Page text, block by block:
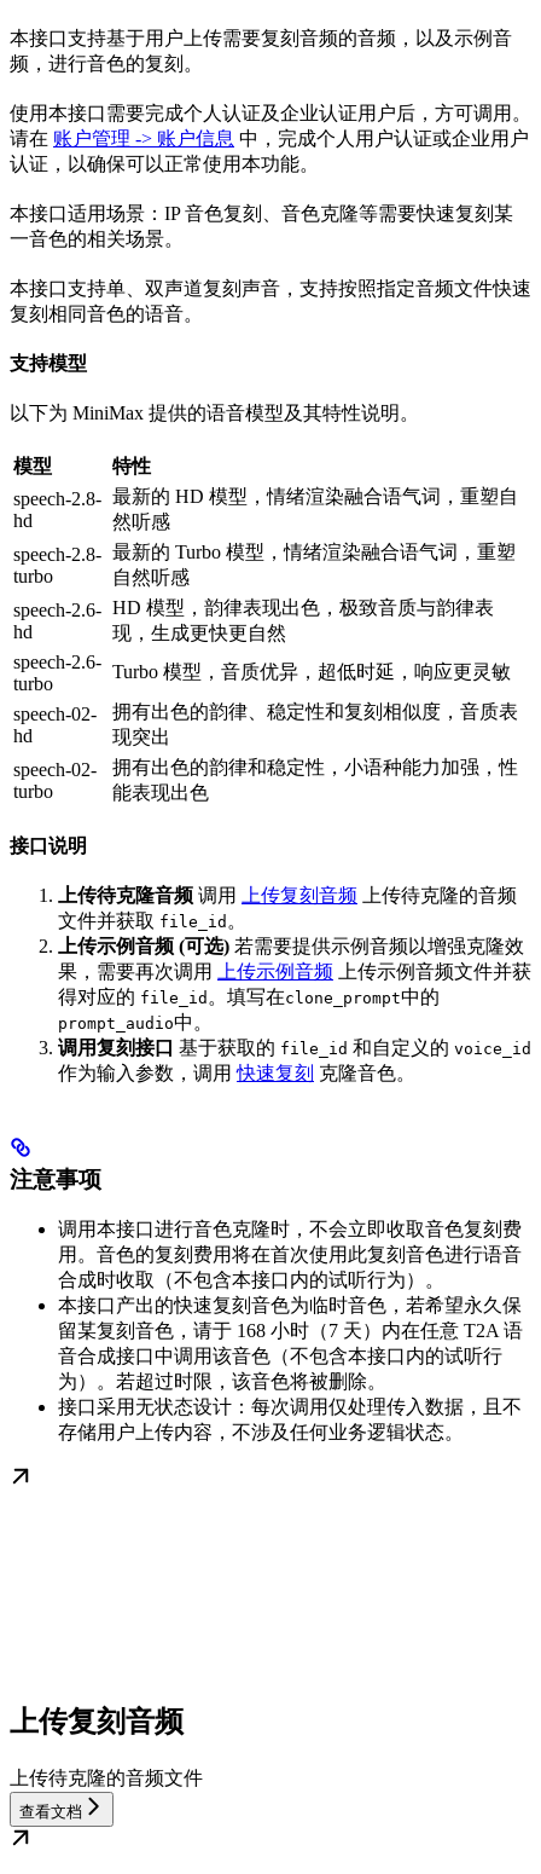
本接口支持基于用户上传需要复刻音频的音频，以及示例音
频，进行音色的复刻。
使用本接口需要完成个人认证及企业认证用户后，方可调用。
请在 账户管理 -> 账户信息 中，完成个人用户认证或企业用户
认证，以确保可以正常使用本功能。
本接口适用场景：IP 音色复刻、音色克隆等需要快速复刻某
一音色的相关场景。
本接口支持单、双声道复刻声音，支持按照指定音频文件快速
复刻相同音色的语音。
支持模型
以下为 MiniMax 提供的语音模型及其特性说明。
模型
特性
speech-2.8-
hd
最新的 HD 模型，情绪渲染融合语气词，重塑自
然听感
speech-2.8-
turbo
最新的 Turbo 模型，情绪渲染融合语气词，重塑
自然听感
speech-2.6-
hd
HD 模型，韵律表现出色，极致音质与韵律表
现，生成更快更自然
speech-2.6-
turbo
Turbo 模型，音质优异，超低时延，响应更灵敏
speech-02-
hd
拥有出色的韵律、稳定性和复刻相似度，音质表
现突出
speech-02-
turbo
拥有出色的韵律和稳定性，小语种能力加强，性
能表现出色
接口说明
上传待克隆音频 调用 上传复刻音频 上传待克隆的音频
文件并获取 file_id 。
上传示例音频 (可选) 若需要提供示例音频以增强克隆效
果，需要再次调用
上传示例音频 上传示例音频文件并获
得对应的 file_id 。填写在clone_prompt中的
prompt_audio中。
调用复刻接口 基于获取的 file_id 和自定义的 voice_id
作为输入参数，调用快速复刻 克隆音色。
注意事项
调用本接口进行音色克隆时，不会立即收取音色复刻费
用。音色的复刻费用将在首次使用此复刻音色进行语音
合成时收取（不包含本接口内的试听行为）。
本接口产出的快速复刻音色为临时音色，若希望永久保
留某复刻音色，请于 168 小时（7 天）内在任意 T2A 语
音合成接口中调用该音色（不包含本接口内的试听行
为）。若超过时限，该音色将被删除。
接口采用无状态设计：每次调用仅处理传入数据，且不
存储用户上传内容，不涉及任何业务逻辑状态。
上传复刻音频
上传待克隆的音频文件
查看文档